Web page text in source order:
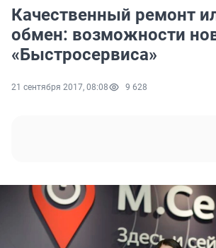
Качественный ремонт
обмен: возможности
«Быстросервиса»
21 сентября 2017, 08:08 9 628